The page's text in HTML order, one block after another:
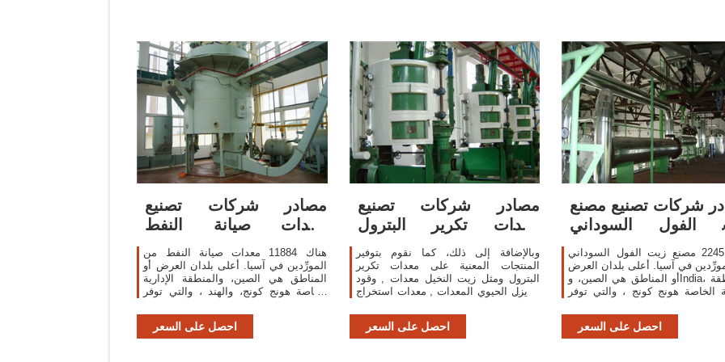
مصادر شركات تصنيع
معدات صيانة النفط
ومعدات صيانة النفط في ...
هناك 11884 معدات صيانة النفط من
المورِّدين في آسيا. أعلى بلدان العرض أو
المناطق هي الصين، والمنطقة الإدارية
الخاصة هونج كونج، والهند ، والتي توفر
، على التوالي.
احصل على السعر
مصادر شركات تصنيع
معدات تكرير البترول
ومعدات تكرير البترول ...
وبالإضافة إلى ذلك، كما نقوم بتوفير
المنتجات المعنية على معدات تكرير
البترول ومثل زيت النخيل معدات , وقود
الديزل الحيوي المعدات , معدات استخراج
احصل على السعر
شركات تصنيع مصنع
الفول السوداني
زيت الفول
السوداني في ...
هناك 2245 مصنع زيت الفول السوداني
في آسيا. أعلى بلدان العرض
أو المناطق هي الصين، وIndia، والمنطقة
الخاصة هونج كونج ، والتي توفر
السوداني ، على التوالي.
احصل على السعر